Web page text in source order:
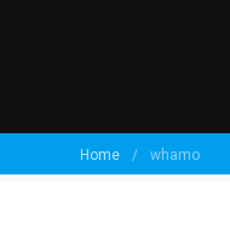
Home / whamo